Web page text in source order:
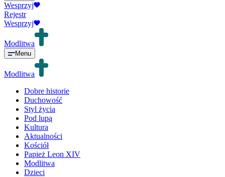
Wesprzyj
Rejestr
Wesprzyj
Modlitwa
Menu
Modlitwa
Dobre historie
Duchowość
Styl życia
Pod lupą
Kultura
Aktualności
Kościół
Papież Leon XIV
Modlitwa
Dzieci